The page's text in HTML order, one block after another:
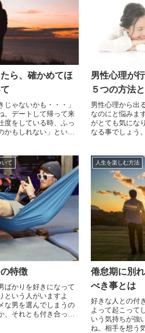
ら、確かめてほ
じゃないかも・・・」
。デートして帰って来
度をしている時、ふっ
もしれない」という
男性心理が
５つの方法
男性心理から出
なのにと悩みま
がとても気にな
なる事でしょう
彼の気持ち...
いて
特徴
ばかりを好きになって
という人がいますよ
な男を選んでしまうの
それとも付き合った
人生を楽しむ方法
倦怠期に別
べき事とは
好きな人との付
よって起こって
いう気持ちが強
ね。相手を想う